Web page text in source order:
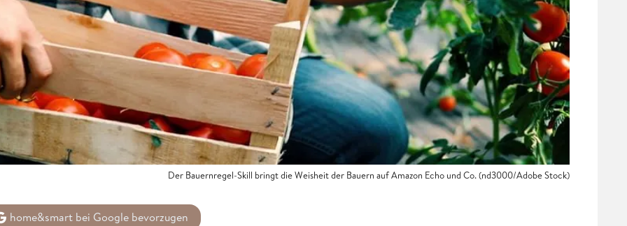
Der Bauernregel-Skill bringt die Weisheit der Bauern auf Amazon Echo und Co. (nd3000/Adobe Stock)
home&smart bei Google bevorzugen